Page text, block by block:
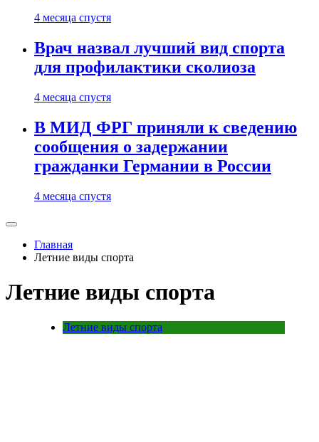
4 месяца спустя
Врач назвал лучший вид спорта
для профилактики сколиоза
4 месяца спустя
В МИД ФРГ приняли к сведению
сообщения о задержании
гражданки Германии в России
4 месяца спустя
Главная
Летние виды спорта
Летние виды спорта
Летние виды спорта